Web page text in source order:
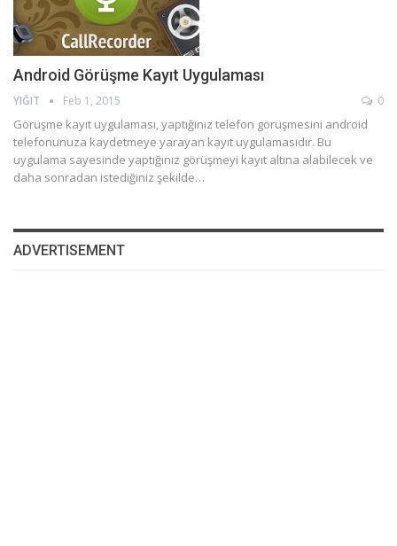
Android Görüşme Kayıt Uygulaması
YIĞIT Feb 1, 2015 0
Görüşme kayıt uygulaması, yaptığınız telefon görüşmesini android
telefonunuza kaydetmeye yarayan kayıt uygulamasıdır. Bu
uygulama sayesinde yaptığınız görüşmeyi kayıt altına alabilecek ve
daha sonradan istediğiniz şekilde…
ADVERTISEMENT